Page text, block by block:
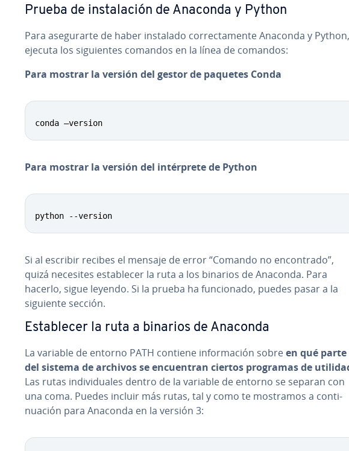
Prueba de in­s­ta­la­ción de Anaconda y Python
Para ase­gu­rar­te de haber instalado co­rre­c­ta­me­n­te Anaconda y Python,
ejecuta los si­guie­n­tes comandos en la línea de comandos:
Para mostrar la versión del gestor de paquetes Conda
conda –version
Para mostrar la versión del in­té­r­pre­te de Python
python --version
Si al escribir recibes el mensaje de error “Comando no en­co­n­tra­do”,
quizá necesites es­ta­ble­cer la ruta a los binarios de Anaconda. Para
hacerlo, sigue leyendo. Si la prueba ha fu­n­cio­na­do, puedes pasar a la
siguiente sección.
Es­ta­ble­cer la ruta a binarios de Anaconda
La variable de entorno PATH contiene in­fo­r­ma­ción sobreen qué parte
del sistema de archivos se en­cue­n­tran ciertos programas de
Las rutas in­di­vi­dua­les dentro de la variable de entorno se separan con
una coma. Puedes incluir más rutas, tal y como te mostramos a co­n­ti­
nua­ción para Anaconda en la versión 3: